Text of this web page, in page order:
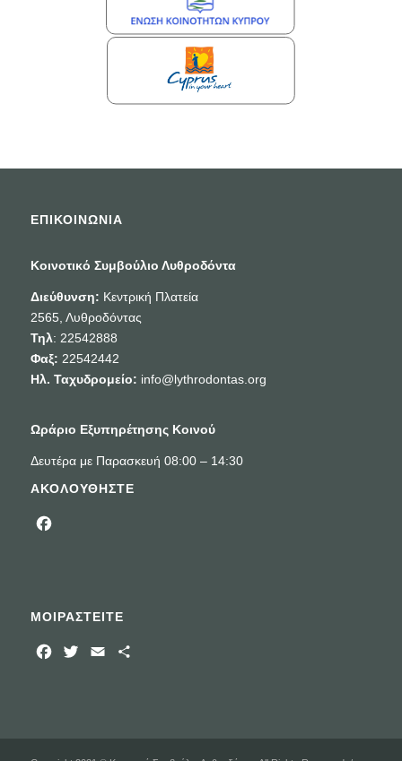
ΕΠΙΚΟΙΝΩΝΙΑ
Κοινοτικό Συμβούλιο Λυθροδόντα
Διεύθυνση: Κεντρική Πλατεία
2565, Λυθροδόντας
Τηλ: 22542888
Φαξ: 22542442
Ηλ. Ταχυδρομείο: info@lythrodontas.org
Ωράριο Εξυπηρέτησης Κοινού
Δευτέρα με Παρασκευή 08:00 – 14:30
ΑΚΟΛΟΥΘΗΣΤΕ
ΜΟΙΡΑΣΤΕΙΤΕ
Facebook
TwitterEmail